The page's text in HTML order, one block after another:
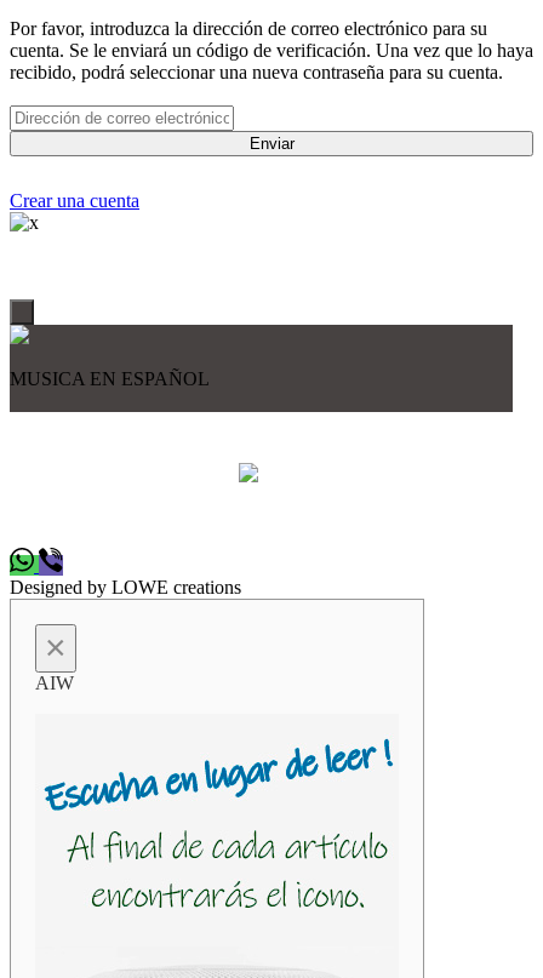
Por favor, introduzca la dirección de correo electrónico para su
cuenta. Se le enviará un código de verificación. Una vez que lo haya
recibido, podrá seleccionar una nueva contraseña para su cuenta.
Enviar
Crear una cuenta
MUSICA EN ESPAÑOL
Designed by LOWE creations
×
AIW